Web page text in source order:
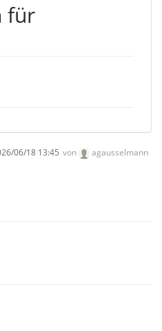
für
06/18 13:45 von agausselmann